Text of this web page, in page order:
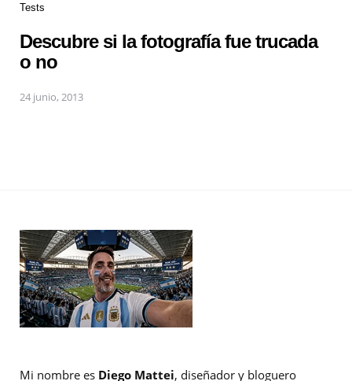
Tests
Descubre si la fotografía fue trucada
o no
24 junio, 2013
Mi nombre es Diego Mattei, diseñador y bloguero